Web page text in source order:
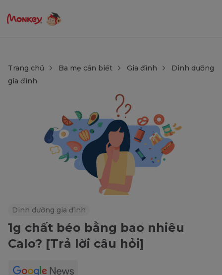
Trang chủ Ba mẹ cần biết Gia đình
Dinh dưỡng
gia đình
Dinh dưỡng gia đình
1g chất béo bằng bao nhiêu
Calo? [Trả lời câu hỏi]